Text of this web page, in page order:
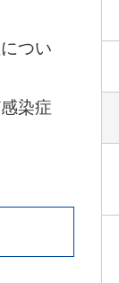
つい
染症